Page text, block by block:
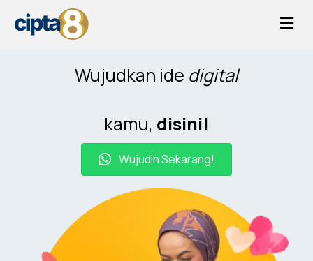
Wujudkan ide digital
kamu, disini!
Wujudin Sekarang!